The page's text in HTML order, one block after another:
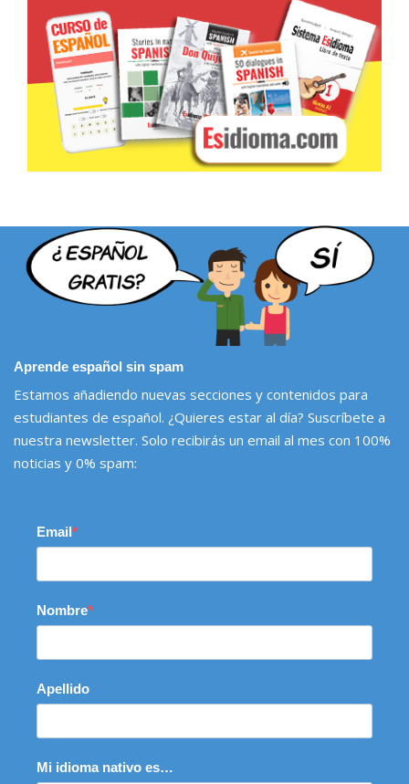
Aprende español sin spam
Estamos añadiendo nuevas secciones y contenidos para
estudiantes de español. ¿Quieres estar al día? Suscríbete a
nuestra newsletter. Solo recibirás un email al mes con 100%
noticias y 0% spam:
Email
Nombre
Apellido
Mi idioma nativo es…